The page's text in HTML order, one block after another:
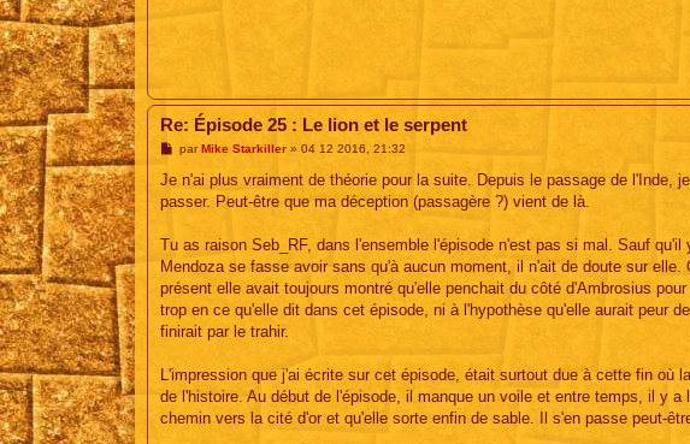
Re: Épisode 25 : Le lion et le serpent
M
s
a
par Mike Starkiller» 04 12 2016, 21:32
Je n'ai plus vraiment de théorie pour la suite. Depuis le passage de l'Inde,
passer. Peut-être que ma déception (passagère ?) vient de là.
Tu as raison Seb_RF, dans l'ensemble l'épisode n'est pas si mal. Sauf
Mendoza se fasse avoir sans qu'à aucun moment, il n'ait de doute sur
présent elle avait toujours montré qu'elle penchait du côté d'Ambrosius
trop en ce qu'elle dit dans cet épisode, ni à l'hypothèse qu'elle aurait peur
finirait par le trahir.
L'impression que j'ai écrite sur cet épisode, était surtout due à cette fin où
de l'histoire. Au début de l'épisode, il manque un voile et entre temps, il y
chemin vers la cité d'or et qu'elle sorte enfin de sable. Il s'en passe peut-